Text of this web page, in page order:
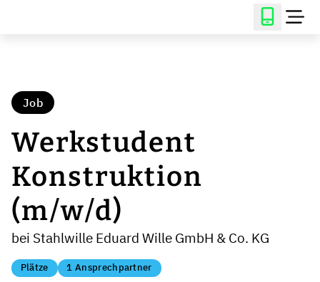
Job
Werkstudent
Konstruktion
(m/w/d)
bei Stahlwille Eduard Wille GmbH & Co. KG
Plätze 1 Ansprechpartner